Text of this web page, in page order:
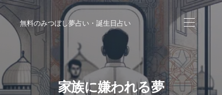
無料のみつぼし夢占い・誕生日占い
家族に嫌われる夢